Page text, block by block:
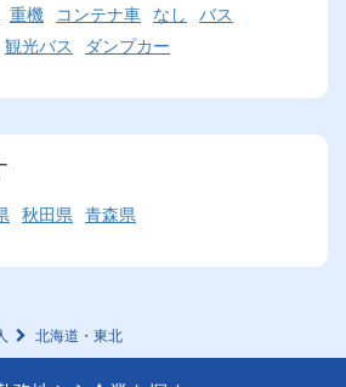
重機 コンテナ車 なし
バス
観光バス ダンプカー
秋田県 青森県
北海道・東北